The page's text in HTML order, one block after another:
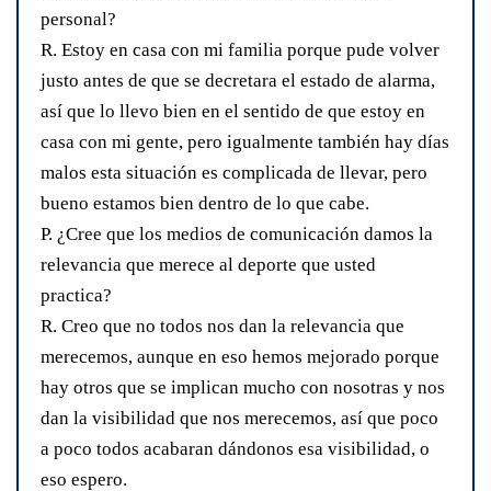
personal?
R. Estoy en casa con mi familia porque pude volver
justo antes de que se decretara el estado de alarma,
así que lo llevo bien en el sentido de que estoy en
casa con mi gente, pero igualmente también hay días
malos esta situación es complicada de llevar, pero
bueno estamos bien dentro de lo que cabe.
P. ¿Cree que los medios de comunicación damos la
relevancia que merece al deporte que usted
practica?
R. Creo que no todos nos dan la relevancia que
merecemos, aunque en eso hemos mejorado porque
hay otros que se implican mucho con nosotras y nos
dan la visibilidad que nos merecemos, así que poco
a poco todos acabaran dándonos esa visibilidad, o
eso espero.